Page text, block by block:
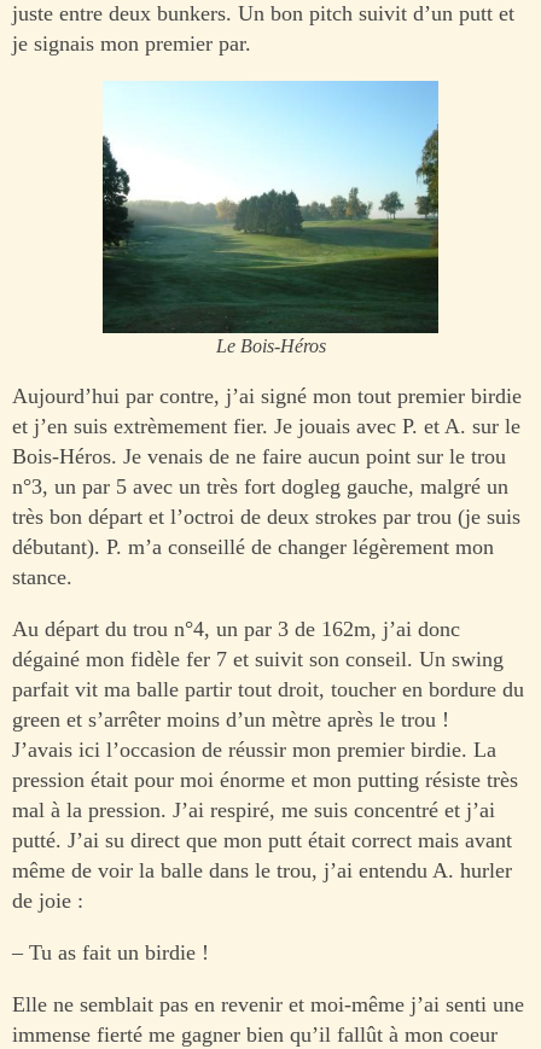
juste entre deux bunkers. Un bon pitch suivit d’un putt et
je signais mon premier par.
Le Bois-Héros
Aujourd’hui par contre, j’ai signé mon tout premier birdie
et j’en suis extrèmement fier. Je jouais avec P. et A. sur le
Bois-Héros. Je venais de ne faire aucun point sur le trou
n°3, un par 5 avec un très fort dogleg gauche, malgré un
très bon départ et l’octroi de deux strokes par trou (je suis
débutant). P. m’a conseillé de changer légèrement mon
stance.
Au départ du trou n°4, un par 3 de 162m, j’ai donc
dégainé mon fidèle fer 7 et suivit son conseil. Un swing
parfait vit ma balle partir tout droit, toucher en bordure du
green et s’arrêter moins d’un mètre après le trou !
J’avais ici l’occasion de réussir mon premier birdie. La
pression était pour moi énorme et mon putting résiste très
mal à la pression. J’ai respiré, me suis concentré et j’ai
putté. J’ai su direct que mon putt était correct mais avant
même de voir la balle dans le trou, j’ai entendu A. hurler
de joie :
– Tu as fait un birdie !
Elle ne semblait pas en revenir et moi-même j’ai senti une
immense fierté me gagner bien qu’il fallût à mon coeur